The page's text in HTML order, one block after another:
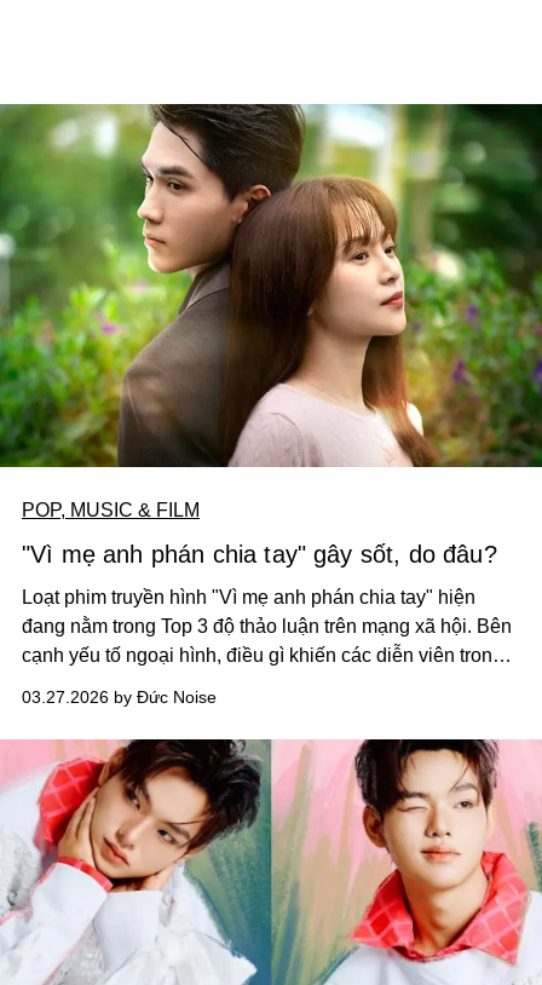
POP, MUSIC & FILM
"Vì mẹ anh phán chia tay" gây sốt, do đâu?
Loạt phim truyền hình "Vì mẹ anh phán chia tay" hiện
đang nằm trong Top 3 độ thảo luận trên mạng xã hội. Bên
cạnh yếu tố ngoại hình, điều gì khiến các diễn viên trong
03.27.2026 by Đức Noise